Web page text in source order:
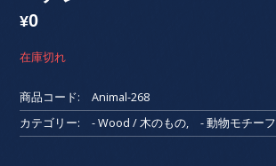
¥0
在庫切れ
商品コード:
Animal-268
カテゴリー:
- Wood / 木のもの, - 動物モチーフ